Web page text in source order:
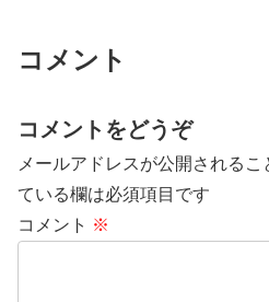
コメント
コメントをどうぞ
メールアドレスが公開されるこ
ている欄は必須項目です
コメント ※